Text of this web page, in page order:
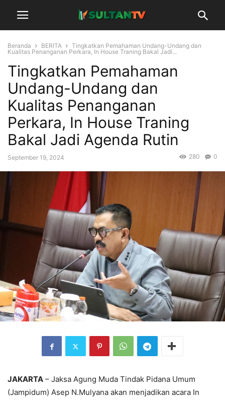
Beranda BERITA
Tingkatkan Pemahaman Undang-Undang dan
Kualitas Penanganan Perkara, In House Traning Bakal Jadi...
Tingkatkan Pemahaman
Undang-Undang dan
Kualitas Penanganan
Perkara, In House Traning
Bakal Jadi Agenda Rutin
September 19, 2024 0
280
JAKARTA – Jaksa Agung Muda Tindak Pidana Umum
(Jampidum) Asep N.Mulyana akan menjadikan acara In